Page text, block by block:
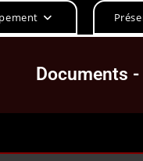
Documents